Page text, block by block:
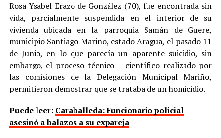
Rosa Ysabel Erazo de González (70), fue encontrada sin
vida, parcialmente suspendida en el interior de su
vivienda ubicada en la parroquia Samán de Guere,
municipio Santiago Mariño, estado Aragua, el pasado 11
de Junio, en lo que parecía un aparente suicidio, sin
embargo, el proceso técnico – científico realizado por
las comisiones de la Delegación Municipal Mariño,
permitieron demostrar que se trataba de un homicidio.
Puede leer: Caraballeda: Funcionario policial
asesinó a balazos a su expareja